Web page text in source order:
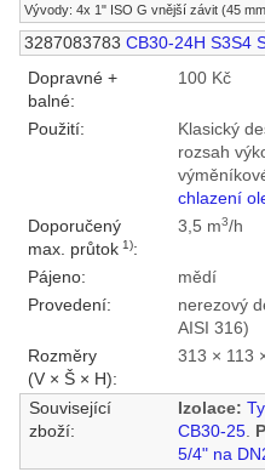
Vývody: 4x 1" ISO G vnější závit (45
3287083783 CB30-24H S3S4
Dopravné +
balné:
100 Kč
Použití:
Klasický
rozsah
chlazení
Doporučený
max. průtok1):
3,5 m3/h
Pájeno:
mědí
Provedení:
nerezový
AISI 316)
Rozměry
(V × Š × H):
313 × 113
Související
zboží:
Izolace:
CB30-25.
5/4" na